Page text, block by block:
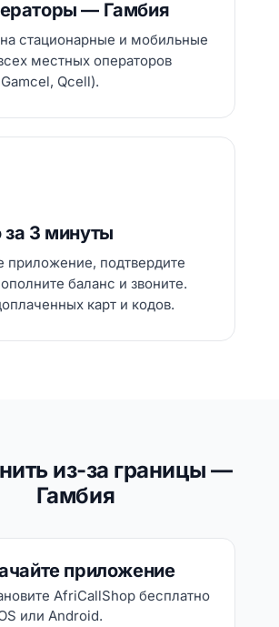
— Гамбия
стационарные и мобильные
местных операторов
Qcell).
за 3 минуты
приложение, подтвердите
баланс и звоните.
карт и кодов.
из-за границы —
Гамбия
приложение
AfriCallShop бесплатно
или Android.